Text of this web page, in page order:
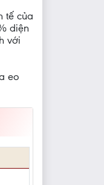
tế của
diện
với
eo